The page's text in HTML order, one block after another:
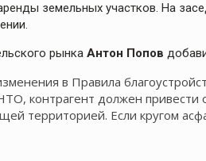
земельных участков. На
рынка Антон Попов
в Правила
контрагент должен привести
территорией. Если кругом